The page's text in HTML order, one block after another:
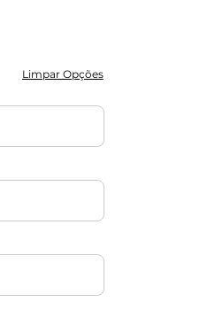
Limpar Opções